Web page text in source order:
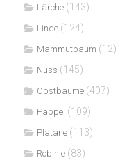
Lärche (143)
Linde (124)
Mammutbaum (12)
Nuss (145)
Obstbäume (407)
Pappel (109)
Platane (113)
Robinie (83)